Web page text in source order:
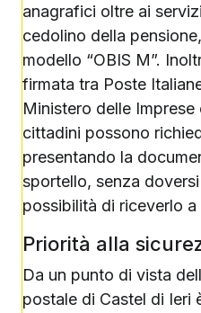
anagrafici oltre ai
cedolino della
modello “OBIS M”.
firmata tra Poste
Ministero delle
cittadini possono
presentando la
sportello, senza
possibilità di riceverlo a
Priorità alla
Da un punto di vista
postale di Castel di Ieri